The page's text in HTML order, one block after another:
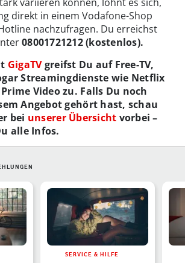
direkt in einem Vodafone-Shop
nachzufragen. Du erreichst
08001721212 (kostenlos).
GigaTVgreifst Du auf Free-TV,
Streamingdienste wie Netflix
Video zu. Falls Du noch
Angebot gehört hast, schau
bei unserer Übersicht vorbei –
alle Infos.
SERVICE & HILFE